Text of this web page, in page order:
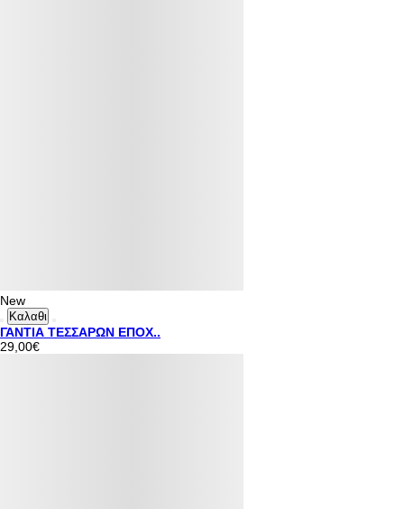
New
Καλαθι
ΓΑΝΤΙΑ ΤΕΣΣΑΡΩΝ ΕΠΟΧ..
29,00€